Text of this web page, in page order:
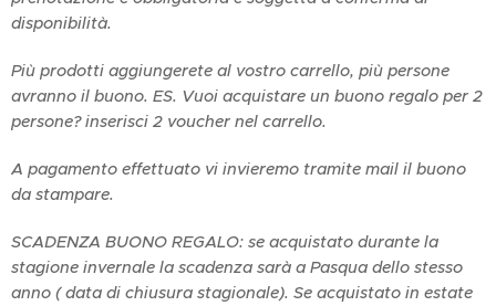
disponibilità.
Più prodotti aggiungerete al vostro carrello, più persone
avranno il buono. ES. Vuoi acquistare un buono regalo per 2
persone? inserisci 2 voucher nel carrello.
A pagamento effettuato vi invieremo tramite mail il buono
da stampare.
SCADENZA BUONO REGALO: se acquistato durante la
stagione invernale la scadenza sarà a Pasqua dello stesso
anno ( data di chiusura stagionale). Se acquistato in estate